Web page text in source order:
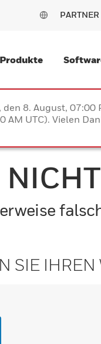
PARTNER
Produkte
8. August,
UTC). Vielen
SIE IHREN